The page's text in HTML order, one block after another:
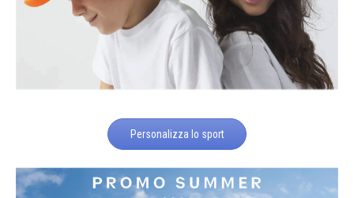
Personalizza lo sport